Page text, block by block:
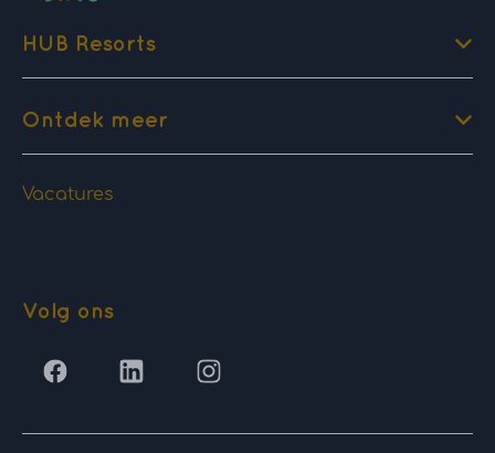
HUB Resorts
Ontdek meer
Vacatures
Volg ons